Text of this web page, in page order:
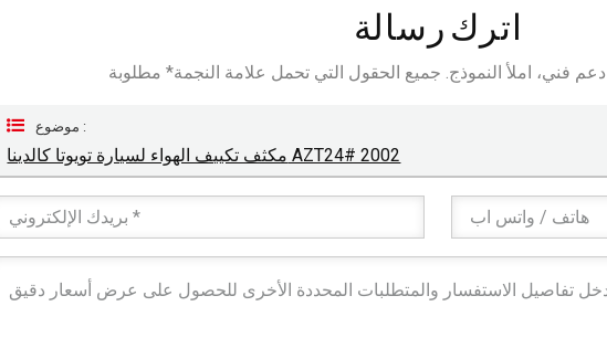
اترك رسالة
موضوع :
مكثف تكييف الهواء لسيارة تويوتا كالدينا AZT24# 2002